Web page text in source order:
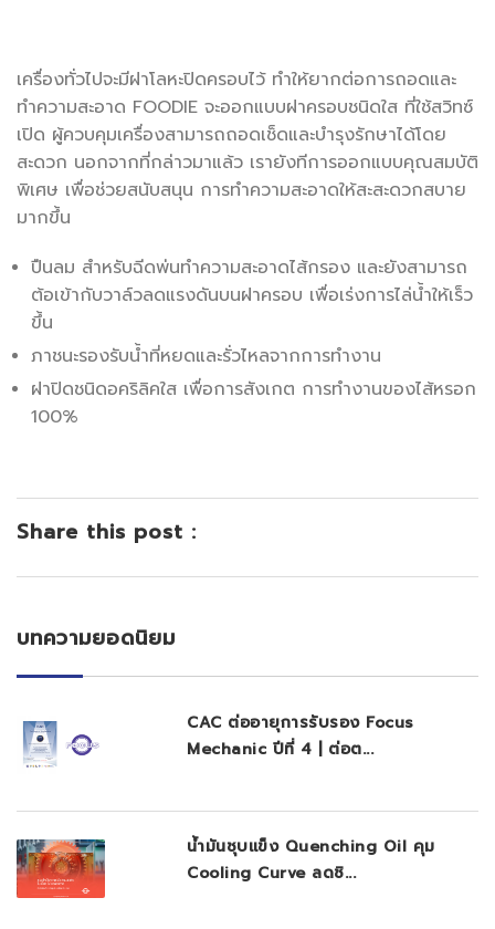
เครื่องทั่วไปจะมีฝาโลหะปิดครอบไว้ ทำให้ยากต่อการถอดและ
ทำความสะอาด FOODIE จะออกแบบฝาครอบชนิดใส ที่ใช้สวิทซ์
เปิด ผู้ควบคุมเครื่องสามารถถอดเช็ดและบำรุงรักษาได้โดย
สะดวก นอกจากที่กล่าวมาแล้ว เรายังทีการออกแบบคุณสมบัติ
พิเศษ เพื่อช่วยสนับสนุน การทำความสะอาดให้สะสะดวกสบาย
มากขึ้น
ปืนลม สำหรับฉีดพ่นทำความสะอาดไส้กรอง และยังสามารถ
ต้อเข้ากับวาล์วลดแรงดันบนฝาครอบ เพื่อเร่งการไล่น้ำให้เร็ว
ขึ้น
ภาชนะรองรับน้ำที่หยดและรั่วไหลจากการทำงาน
ฝาปิดชนิดอคริลิคใส เพื่อการสังเกต การทำงานของไส้หรอก
100%
Share this post :
บทความยอดนิยม
CAC ต่ออายุการรับรอง Focus
Mechanic ปีที่ 4 | ต่อต...
น้ำมันชุบแข็ง Quenching Oil คุม
Cooling Curve ลดชิ...